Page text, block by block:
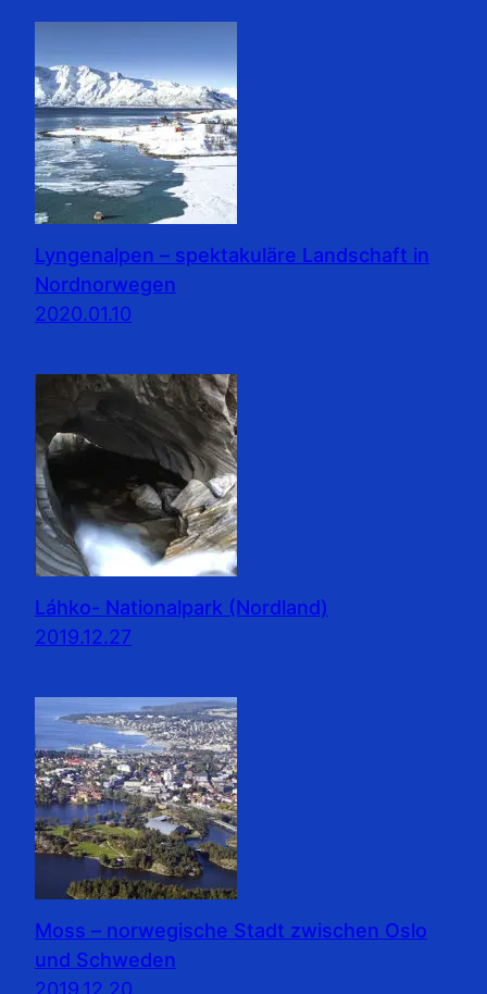
Lyngenalpen – spektakuläre Landschaft in
Nordnorwegen
2020.01.10
Láhko- Nationalpark (Nordland)
2019.12.27
Moss – norwegische Stadt zwischen Oslo
und Schweden